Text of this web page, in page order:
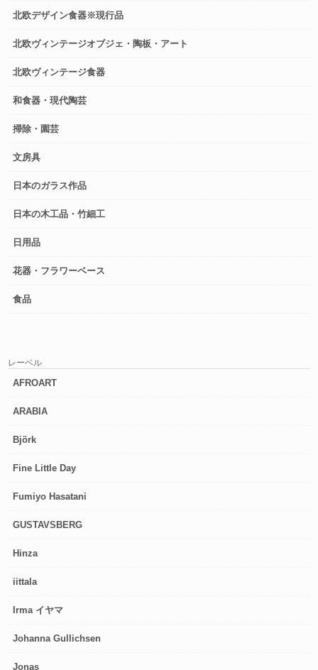
北欧デザイン食器※現行品
北欧ヴィンテージオブジェ・陶板・アート
北欧ヴィンテージ食器
和食器・現代陶芸
掃除・園芸
文房具
日本のガラス作品
日本の木工品・竹細工
日用品
花器・フラワーベース
食品
レーベル
AFROART
ARABIA
Björk
Fine Little Day
Fumiyo Hasatani
GUSTAVSBERG
Hinza
iittala
Irma イヤマ
Johanna Gullichsen
Jonas